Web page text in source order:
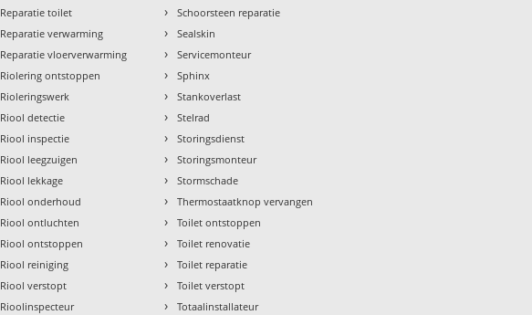
Reparatie toilet
Reparatie verwarming
Reparatie vloerverwarming
Riolering ontstoppen
Rioleringswerk
Riool detectie
Riool inspectie
Riool leegzuigen
Riool lekkage
Riool onderhoud
Riool ontluchten
Riool ontstoppen
Riool reiniging
Riool verstopt
Rioolinspecteur
› Schoorsteen reparatie
› Sealskin
› Servicemonteur
› Sphinx
› Stankoverlast
› Stelrad
› Storingsdienst
› Storingsmonteur
› Stormschade
› Thermostaatknop vervangen
› Toilet ontstoppen
› Toilet renovatie
› Toilet reparatie
› Toilet verstopt
› Totaalinstallateur